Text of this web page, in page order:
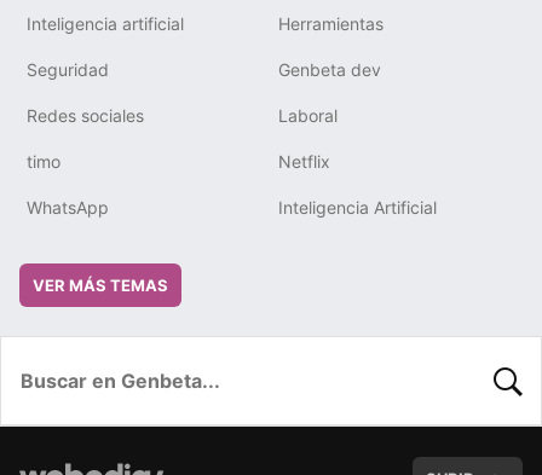
Inteligencia artificial Herramientas
Seguridad Genbeta dev
Redes sociales Laboral
timo Netflix
WhatsApp Inteligencia Artificial
VER MÁS TEMAS